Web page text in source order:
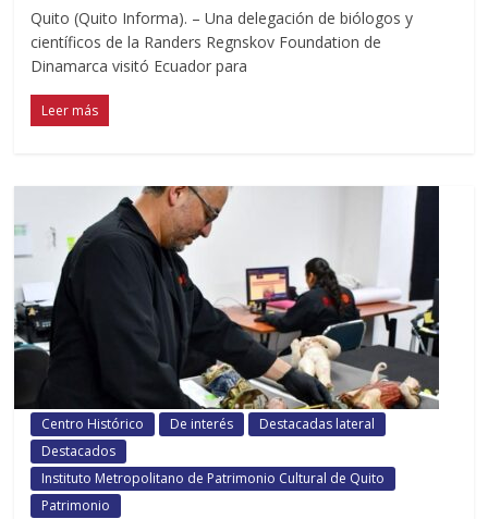
Quito (Quito Informa). – Una delegación de biólogos y
científicos de la Randers Regnskov Foundation de
Dinamarca visitó Ecuador para
Leer más
Centro Histórico De interés
Destacadas lateral
Destacados
Instituto Metropolitano de Patrimonio Cultural de Quito
Patrimonio